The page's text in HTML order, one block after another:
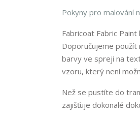
Pokyny pro malování
Fabricoat Fabric
Doporučujeme
barvy ve spreji na
vzoru, který není
Než se pustíte do
zajišťuje dokonalé